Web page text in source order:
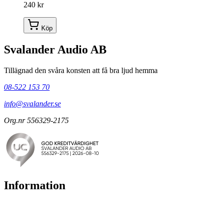
240 kr
Köp
Svalander Audio AB
Tillägnad den svåra konsten att få bra ljud hemma
08-522 153 70
info@svalander.se
Org.nr 556329-2175
Information